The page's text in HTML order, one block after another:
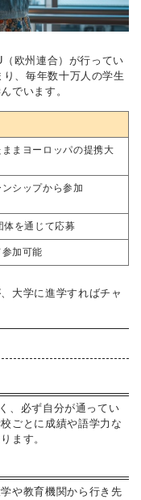
欧州連合）が行ってい
、毎年数十万人の学生
でいます。
まヨーロッパの提携大
シップから参加
体を通じて応募
加可能
大学に進学すればチャ
、必ず自分が通ってい
ごとに成績や語学力な
ます。
や教育機関から行き先